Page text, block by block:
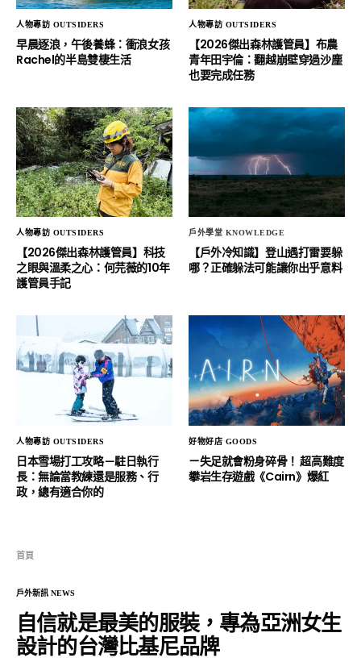
人物專訪 OUTSIDERS
早晨逐浪，午後養蜂：衝浪女孩
Rachel的半島雙棲生活
人物專訪 OUTSIDERS
【2026傑出森林護管員】布農
青年田宇倫：翻越崩壁穿過沙塵
也要完成任務
人物專訪 OUTSIDERS
【2026傑出森林護管員】科技
之眼與溫柔之心：何芫薇的10年
護管員手記
戶外學堂 KNOWLEDGE
【戶外冷知識】登山遇打雷要躲
哪？正確躲法可能讓你出乎意料
人物專訪 OUTSIDERS
日本雪場打工攻略－駐日執行
長：無論當教練還是服務、行
政，總有適合你的
好物好店 GOODS
ㄧ失足就會粉身碎骨！ 超高難度
攀岩生存遊戲《Cairn》爆紅
首頁
戶外新訊 NEWS
自信就是最美的服裝，專為亞洲女生
設計的台灣比基尼品牌